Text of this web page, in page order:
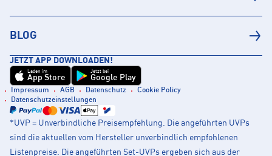
BLOG
JETZT APP DOWNLOADEN!
Laden im
App Store
Jetzt bei
Google Play
Impressum AGB Datenschutz
Cookie Policy
Datenschutzeinstellungen
*UVP = Unverbindliche Preisempfehlung. Die angeführten UVPs
sind die aktuellen vom Hersteller unverbindlich empfohlenen
Listenpreise. Die angeführten Set-UVPs ergeben sich aus der